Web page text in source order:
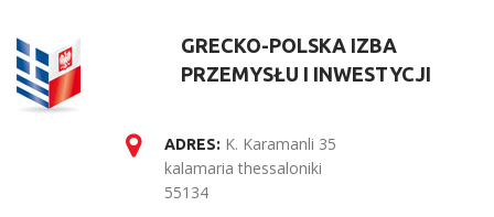
GRECKO-POLSKA IZBA
PRZEMYSŁU I INWESTYCJI
ADRES: K. Karamanli 35
kalamaria thessaloniki
55134